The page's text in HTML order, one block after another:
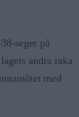
seger på
andra raka
med